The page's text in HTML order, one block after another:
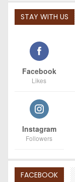
STAY WITH US
Facebook
Likes
Instagram
Followers
FACEBOOK